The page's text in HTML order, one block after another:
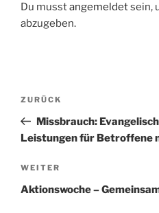
Du musstangemeldetsein,
abzugeben.
Beitragsnavigation
Vorheriger
Beitrag
ZURÜCK
Missbrauch:
Leistungen für Betroffene
Nächster
Beitrag
WEITER
Aktionswoche –